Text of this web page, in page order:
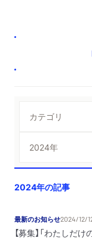
2024年の記事
最新のお知らせ2024/12/
【募集】「わたしだ